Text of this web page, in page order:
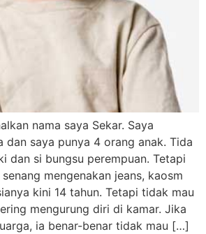
nama saya Sekar. Saya
dan saya punya 4 orang anak. Tida
dan si bungsu perempuan. Tetapi
mengenakan jeans, kaosm
kini 14 tahun. Tetapi tidak mau
mengurung diri di kamar. Jika
ia benar-benar tidak mau […]